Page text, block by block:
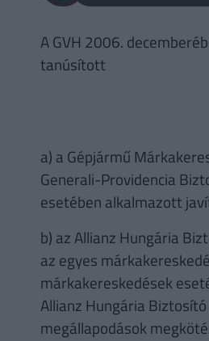
A GVH 2006.
tanúsított
a) a Gépjármű
Generali-Providencia
esetében alkalmazott
b) az Allianz Hungária
az egyes
márkakereskedések
Allianz Hungária
megállapodások